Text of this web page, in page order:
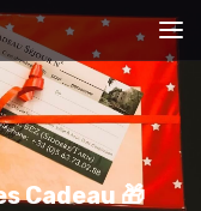
Cadeau 🎁